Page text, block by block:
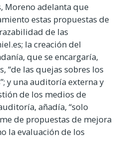
Moreno adelanta que
estas propuestas de
de las
la creación del
que se encargaría,
“de las quejas sobres los
y una auditoría externa y
de los medios de
añadía, “solo
de propuestas de mejora
la evaluación de los